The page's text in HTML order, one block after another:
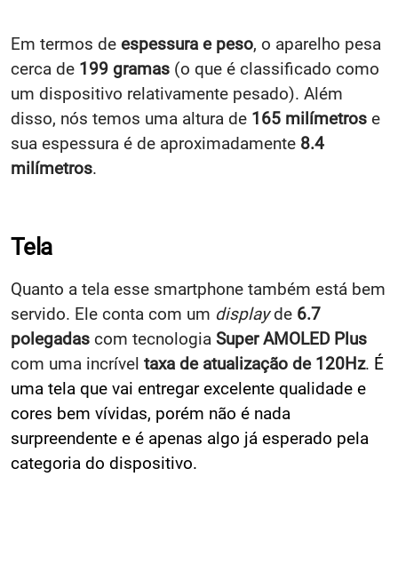
Em termos de espessura e peso, o aparelho pesa
cerca de 199 gramas (o que é classificado como
um dispositivo relativamente pesado). Além
disso, nós temos uma altura de 165 milímetros e
sua espessura é de aproximadamente 8.4
milímetros.
Tela
Quanto a tela esse smartphone também está bem
servido. Ele conta com um displayde 6.7
polegadas com tecnologia Super AMOLED Plus
com uma incrível taxa de atualização de 120Hz. É
uma tela que vai entregar excelente qualidade e
cores bem vívidas, porém não é nada
surpreendente e é apenas algo já esperado pela
categoria do dispositivo.